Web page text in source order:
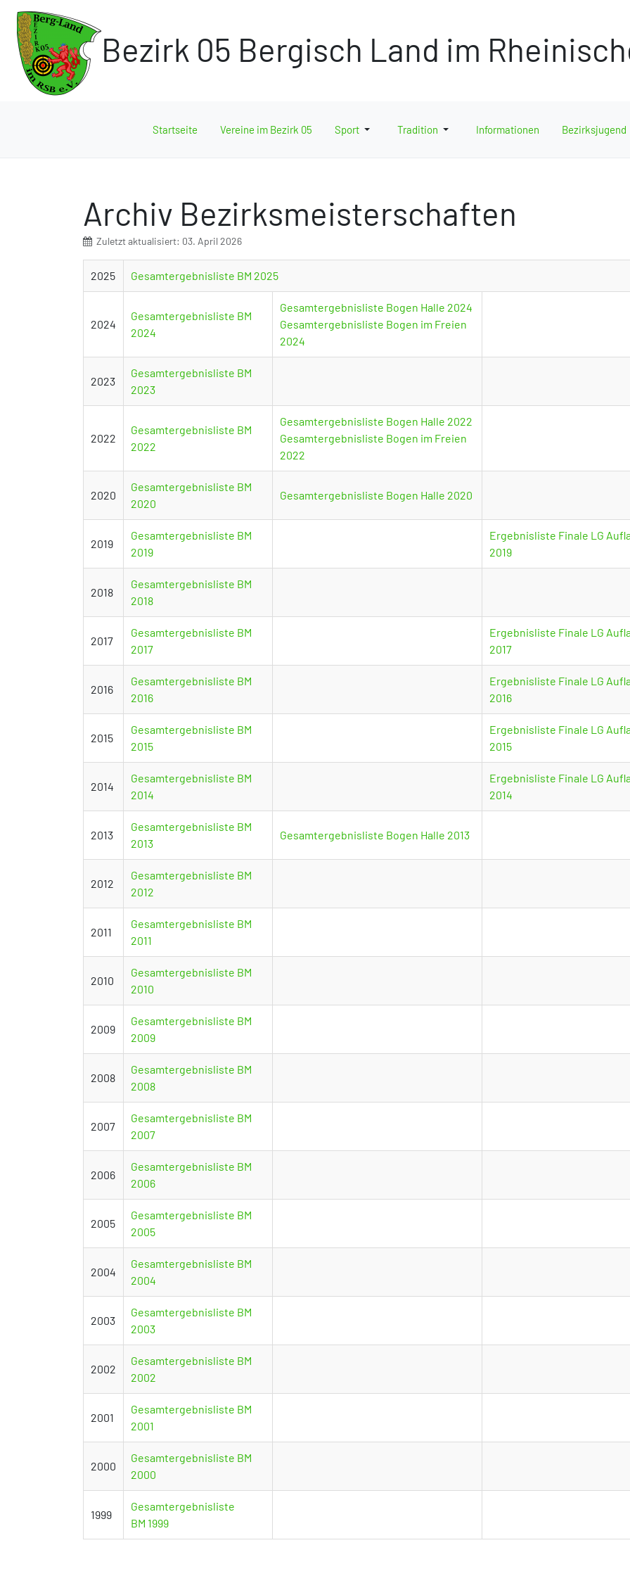
Bezirk 05 Bergisch Land im
Startseite Vereine im Bezirk 05 Sport Tradition Informationen Bezirksjugend
Archiv Bezirksmeisterschaften
Zuletzt aktualisiert: 03. April 2026
2025 Gesamtergebnisliste BM 2025
2024
Gesamtergebnisliste BM
2024
Gesamtergebnisliste Bogen Halle 2024
Gesamtergebnisliste Bogen im Freien
2024
2023
Gesamtergebnisliste BM
2023
2022
Gesamtergebnisliste BM
2022
Gesamtergebnisliste Bogen Halle 2022
Gesamtergebnisliste Bogen im Freien
2022
2020
Gesamtergebnisliste BM
2020
Gesamtergebnisliste Bogen Halle 2020
2019
Gesamtergebnisliste BM
2019
Ergebnisliste Finale LG
2019
2018
Gesamtergebnisliste BM
2018
2017
Gesamtergebnisliste BM
2017
Ergebnisliste Finale LG
2017
2016
Gesamtergebnisliste BM
2016
Ergebnisliste Finale LG
2016
2015
Gesamtergebnisliste BM
2015
Ergebnisliste Finale LG
2015
2014
Gesamtergebnisliste BM
2014
Ergebnisliste Finale LG
2014
2013
Gesamtergebnisliste BM
2013
Gesamtergebnisliste Bogen Halle 2013
2012
Gesamtergebnisliste BM
2012
2011
Gesamtergebnisliste BM
2011
2010
Gesamtergebnisliste BM
2010
2009
Gesamtergebnisliste BM
2009
2008
Gesamtergebnisliste BM
2008
2007
Gesamtergebnisliste BM
2007
2006
Gesamtergebnisliste BM
2006
2005
Gesamtergebnisliste BM
2005
2004
Gesamtergebnisliste BM
2004
2003
Gesamtergebnisliste BM
2003
2002
Gesamtergebnisliste BM
2002
2001
Gesamtergebnisliste BM
2001
2000
Gesamtergebnisliste BM
2000
1999
Gesamtergebnisliste
BM 1999